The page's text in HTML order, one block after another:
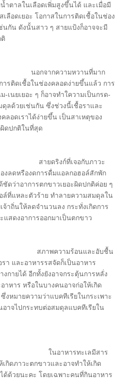
ำตาลในเลือดเพิ่มสูงขึ้นได้ และเมื่อมี
ลือดเยอะ โอกาสในการติดเชื้อในช่อง
นกัน ดังนั้นสาว ๆ สายแป้งก็อาจจะมี
นม เนย
นอกจากความหวานที่มาก
ารติดเชื้อในช่องคลอดง่ายขึ้นแล้ว การ
เนยเยอะ ๆ ก็อาจทำใความเป็นกรด-
ดุลด้วยเช่นกัน ซึ่งช่วงนี้เชื้อราและ
ลอดเราได้ง่ายขึ้น เป็นสาเหตุของ
ผิดปกติในที่สุด
อฮอล์
สายดริงก์ที่เจอกับภาวะ
งลดหรืองดการดื่มแอลกอฮอล์สักพัก
ดว่าอาการตกขาวเยอะผิดปกติค่อย ๆ
ล์ที่แหละตัวร้าย ทำลายความสมดุลใน
จ้าถิ่นให้ลดจำนวนลง กระทั่งเกิดการ
แสดงอาการออกมาเป็นตกขาว
รรสจัด
สภาพความร้อนและอับชื้น
า และอาหารรสจัดก็เป็นอาหาร
กายได้ อีกทั้งยังอาจกระตุ้นการหลั่ง
าหาร หรือในบางคนอาจก่อให้เกิด
งหมายความว่าแบคทีเรียในกระเพาะ
อาจไปกระทบต่อสมดุลแบคทีเรียใน
รทะเล
ในอาหารทะเลมีสาร
กิดภาวะตกขาวและอาจทำให้เกิด
ด้ด้วยนะคะ โดยเฉพาะคนที่กินอาหาร